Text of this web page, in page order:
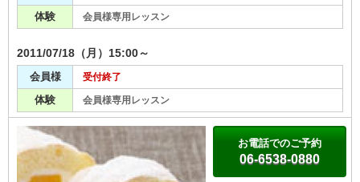
体験 会員様専用レッスン
2011/07/18（月）15:00～
会員様 受付終了
体験 会員様専用レッスン
お電話でのご予約
06-6538-0880